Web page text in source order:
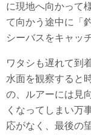
に現地へ向かって
て向かう途中に「
シーバスをキャッ
ワタシも遅れて到
水面を観察すると
の、ルアーには見
くなってしまい万
応がなく、最後の